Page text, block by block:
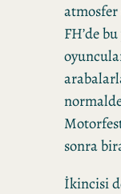
atmosfer
FH’de
sonra
İkincisi